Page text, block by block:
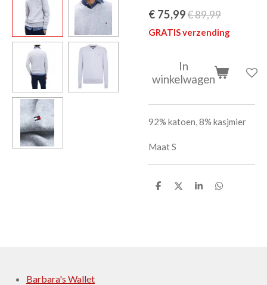
€ 75,99€ 89,99
GRATIS verzending
In
winkelwagen
92% katoen, 8% kasjmier
Maat S
D
D
S
D
Barbara's Wallet